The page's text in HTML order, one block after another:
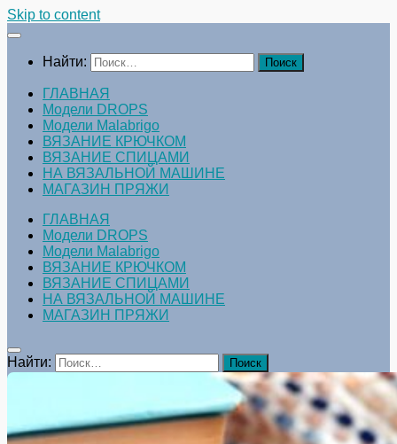
Skip to content
Найти:
ГЛАВНАЯ
Модели DROPS
Модели Malabrigo
ВЯЗАНИЕ КРЮЧКОМ
ВЯЗАНИЕ СПИЦАМИ
НА ВЯЗАЛЬНОЙ МАШИНЕ
МАГАЗИН ПРЯЖИ
ГЛАВНАЯ
Модели DROPS
Модели Malabrigo
ВЯЗАНИЕ КРЮЧКОМ
ВЯЗАНИЕ СПИЦАМИ
НА ВЯЗАЛЬНОЙ МАШИНЕ
МАГАЗИН ПРЯЖИ
Найти: